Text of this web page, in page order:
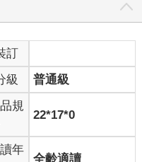
卻步，但結果正好相反。
下於輕易的愛，這再再撫
感的源由有幾分晦暗難
不斷提醒我，身為同志，
上最重要的事，也因此，
與女人結婚、共組家庭，
。我和男人、女人都交往
訂
級 普通級
規
22*17*0
年
全齡適讀